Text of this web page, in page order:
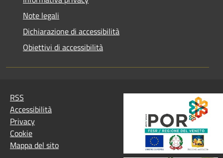
Note legali
Dichiarazione di accessibilità
Obiettivi di accessibilità
RSS
Accessibilità
Privacy
Cookie
Mappa del sito